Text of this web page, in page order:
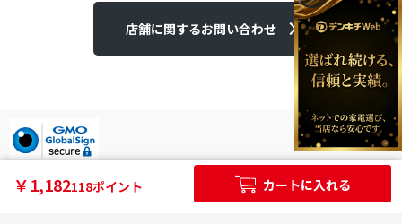
￥1,182118ポイント カートに入れる
店舗に関するお問い合わせ
デンキチはGMOグローバルサイン発行のSSL電子証明書を使用して
います。
個人情報やご購入情報はSSL暗号化通信により保護されます。